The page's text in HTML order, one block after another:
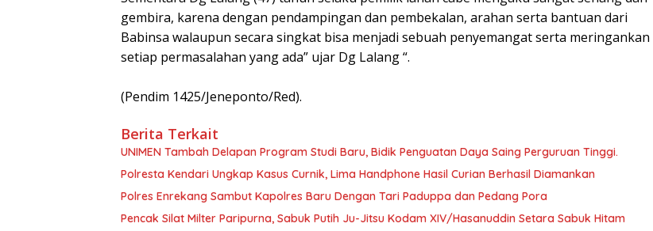
gembira, karena dengan pendampingan dan pembekalan, arahan serta bantuan dari
Babinsa walaupun secara singkat bisa menjadi sebuah penyemangat serta meringankan
setiap permasalahan yang ada” ujar Dg Lalang “.
(Pendim 1425/Jeneponto/Red).
Berita Terkait
UNIMEN Tambah Delapan Program Studi Baru, Bidik Penguatan Daya Saing Perguruan Tinggi.
Polresta Kendari Ungkap Kasus Curnik, Lima Handphone Hasil Curian Berhasil Diamankan
Polres Enrekang Sambut Kapolres Baru Dengan Tari Paduppa dan Pedang Pora
Pencak Silat Milter Paripurna, Sabuk Putih Ju-Jitsu Kodam XIV/Hasanuddin Setara Sabuk Hitam